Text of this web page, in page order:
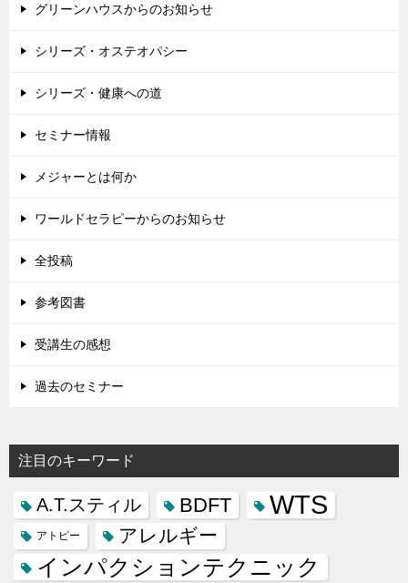
グリーンハウスからのお知らせ
シリーズ・オステオパシー
シリーズ・健康への道
セミナー情報
メジャーとは何か
ワールドセラピーからのお知らせ
全投稿
参考図書
受講生の感想
過去のセミナー
注目のキーワード
A.T.スティル BDFT WTS
アトピー アレルギー
インパクションテクニック